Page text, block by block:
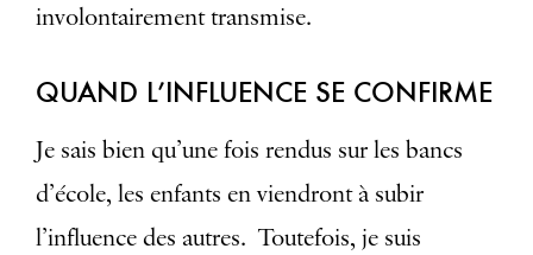
involontairement transmise.
QUAND L’INFLUENCE SE CONFIRME
Je sais bien qu’une fois rendus sur les bancs
d’école, les enfants en viendront à subir
l’influence des autres. Toutefois, je suis